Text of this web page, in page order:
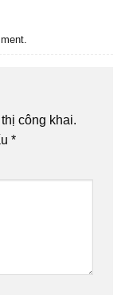
.
công khai.
*